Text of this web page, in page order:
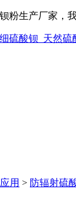
粉生产厂家，
用 > 防辐射硫